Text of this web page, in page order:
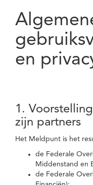
en
1.
zijn partners
Het Meldpunt is het
de Federale
Middenstand en
de Federale